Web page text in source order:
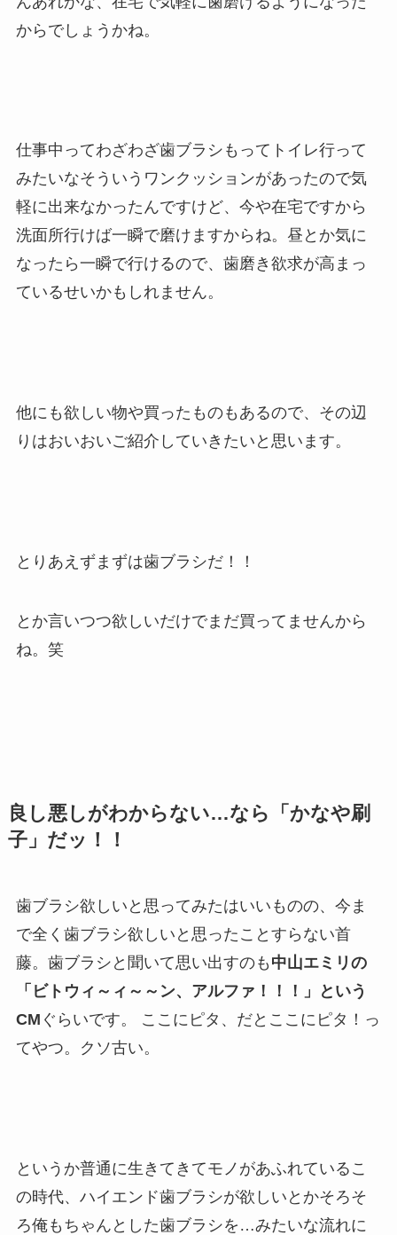
からでしょうかね。
仕事中ってわざわざ歯ブラシもってトイレ行って
みたいなそういうワンクッションがあったので気
軽に出来なかったんですけど、今や在宅ですから
洗面所行けば一瞬で磨けますからね。昼とか気に
なったら一瞬で行けるので、歯磨き欲求が高まっ
ているせいかもしれません。
他にも欲しい物や買ったものもあるので、その辺
りはおいおいご紹介していきたいと思います。
とりあえずまずは歯ブラシだ！！
とか言いつつ欲しいだけでまだ買ってませんから
ね。笑
良し悪しがわからない…なら「かなや刷
子」だッ！！
歯ブラシ欲しいと思ってみたはいいものの、今ま
で全く歯ブラシ欲しいと思ったことすらない首
藤。歯ブラシと聞いて思い出すのも 中山エミリの
「ビトウィ～ィ～～ン、アルファ！！！」という
CM ぐらいです。 ここにピタ、だとここにピタ！っ
てやつ。クソ古い。
というか普通に生きてきてモノがあふれているこ
の時代、ハイエンド歯ブラシが欲しいとかそろそ
ろ俺もちゃんとした歯ブラシを…みたいな流れに